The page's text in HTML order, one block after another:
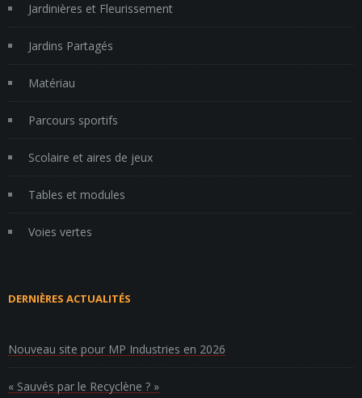
Jardinières et Fleurissement
Jardins Partagés
Matériau
Parcours sportifs
Scolaire et aires de jeux
Tables et modules
Voies vertes
DERNIÈRES ACTUALITÉS
Nouveau site pour MP Industries en 2026
« Sauvés par le Recyclène ? »